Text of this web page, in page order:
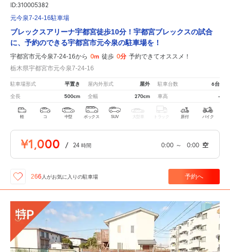
ID:310005382
元今泉7-24-16駐車場
ブレックスアリーナ宇都宮徒歩10分！宇都宮ブレックスの試合
に、予約のできる宇都宮市元今泉の駐車場を！
宇都宮市元今泉7-24-16から 0m 徒歩 0分 予約できてオススメ！
栃木県宇都宮市元今泉7-24-16
駐車場形式 平置き 屋内外形式 屋外 駐車台数 6台
全長 500cm 全幅 270cm 車高 -
軽 コ 中型 ボックス SUV 大型車 トラック 原付 バイク
¥1,000 / 24 時間 0:00 ～ 0:00 空
266 人がお気に入りの駐車場 予約へ